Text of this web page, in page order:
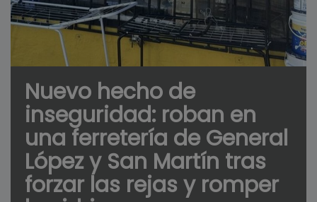
Nuevo hecho de
inseguridad: roban en
una ferretería de General
López y San Martín tras
forzar las rejas y romper